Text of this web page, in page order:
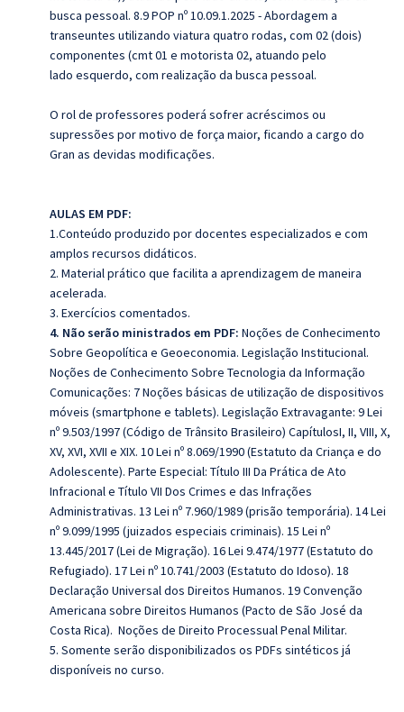
busca pessoal. 8.9 POP nº 10.09.1.2025 - Abordagem a
transeuntes utilizando viatura quatro rodas, com 02 (dois)
componentes (cmt 01 e motorista 02, atuando pelo
lado esquerdo, com realização da busca pessoal.
O rol de professores poderá sofrer acréscimos ou
supressões por motivo de força maior, ficando a cargo do
Gran as devidas modificações.
AULAS EM PDF:
1.Conteúdo produzido por docentes especializados e com
amplos recursos didáticos.
2. Material prático que facilita a aprendizagem de maneira
acelerada.
3. Exercícios comentados.
4. Não serão ministrados em PDF: Noções de Conhecimento
Sobre Geopolítica e Geoeconomia. Legislação Institucional.
Noções de Conhecimento Sobre Tecnologia da Informação
Comunicações: 7 Noções básicas de utilização de dispositivos
móveis (smartphone e tablets). Legislação Extravagante: 9 Lei
nº 9.503/1997 (Código de Trânsito Brasileiro) CapítulosI, II, VIII, X,
XV, XVI, XVII e XIX. 10 Lei nº 8.069/1990 (Estatuto da Criança e do
Adolescente). Parte Especial: Título III Da Prática de Ato
Infracional e Título VII Dos Crimes e das Infrações
Administrativas. 13 Lei nº 7.960/1989 (prisão temporária). 14 Lei
nº 9.099/1995 (juizados especiais criminais). 15 Lei nº
13.445/2017 (Lei de Migração). 16 Lei 9.474/1977 (Estatuto do
Refugiado). 17 Lei nº 10.741/2003 (Estatuto do Idoso). 18
Declaração Universal dos Direitos Humanos. 19 Convenção
Americana sobre Direitos Humanos (Pacto de São José da
Costa Rica). Noções de Direito Processual Penal Militar.
5. Somente serão disponibilizados os PDFs sintéticos já
disponíveis no curso.